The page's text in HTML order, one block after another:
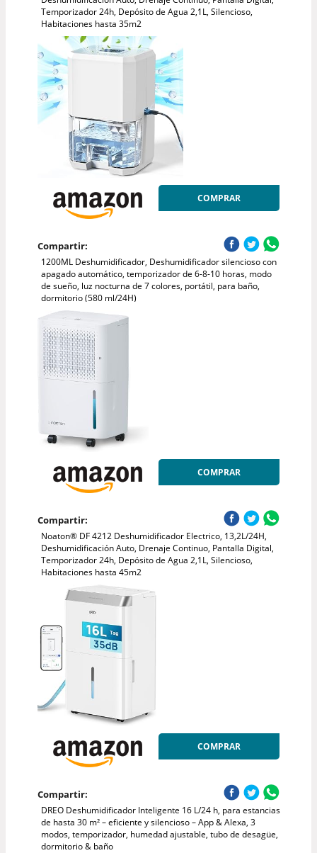
Temporizador 24h, Depósito de Agua 2,1L, Silencioso,
Habitaciones hasta 35m2
COMPRAR
Compartir:
1200ML Deshumidificador, Deshumidificador silencioso con
apagado automático, temporizador de 6-8-10 horas, modo
de sueño, luz nocturna de 7 colores, portátil, para baño,
dormitorio (580 ml/24H)
COMPRAR
Compartir:
Noaton® DF 4212 Deshumidificador Electrico, 13,2L/24H,
Deshumidificación Auto, Drenaje Continuo, Pantalla Digital,
Temporizador 24h, Depósito de Agua 2,1L, Silencioso,
Habitaciones hasta 45m2
COMPRAR
Compartir:
DREO Deshumidificador Inteligente 16 L/24 h, para estancias
de hasta 30 m² – eficiente y silencioso – App & Alexa, 3
modos, temporizador, humedad ajustable, tubo de desagüe,
dormitorio & baño